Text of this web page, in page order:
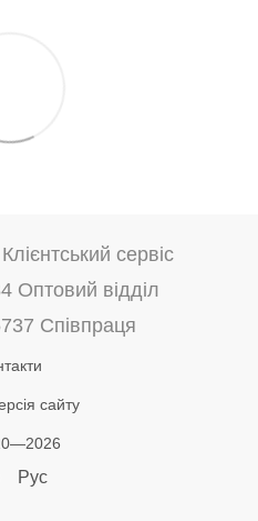
сервіс
Оптовий відділ
Співпраця
сайту
Рус